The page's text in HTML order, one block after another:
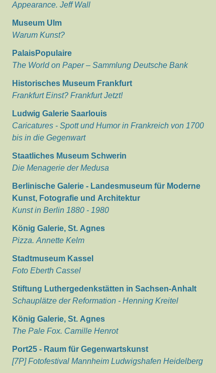
Appearance. Jeff Wall
Museum Ulm
Warum Kunst?
PalaisPopulaire
The World on Paper – Sammlung Deutsche Bank
Historisches Museum Frankfurt
Frankfurt Einst? Frankfurt Jetzt!
Ludwig Galerie Saarlouis
Caricatures - Spott und Humor in Frankreich von 1700
bis in die Gegenwart
Staatliches Museum Schwerin
Die Menagerie der Medusa
Berlinische Galerie - Landesmuseum für Moderne
Kunst, Fotografie und Architektur
Kunst in Berlin 1880 - 1980
König Galerie, St. Agnes
Pizza. Annette Kelm
Stadtmuseum Kassel
Foto Eberth Cassel
Stiftung Luthergedenkstätten in Sachsen-Anhalt
Schauplätze der Reformation - Henning Kreitel
König Galerie, St. Agnes
The Pale Fox. Camille Henrot
Port25 - Raum für Gegenwartskunst
[7P] Fotofestival Mannheim Ludwigshafen Heidelberg